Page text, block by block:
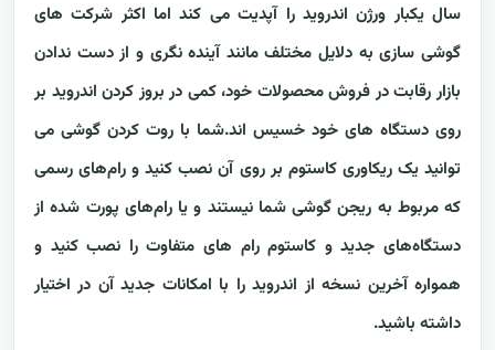
سال یکبار ورژن اندروید را آپدیت می کند اما اکثر شرکت های
گوشی سازی به دلایل مختلف مانند آینده نگری و از دست ندادن
بازار رقابت در فروش محصولات خود، کمی در بروز کردن اندروید بر
روی دستگاه های خود خسیس اند.شما با روت کردن گوشی می
توانید یک ریکاوری کاستوم بر روی آن نصب کنید و رام‌های رسمی
که مربوط به ریجن گوشی شما نیستند و یا رام‌های پورت شده از
دستگاه‌های جدید و کاستوم رام های متفاوت را نصب کنید و
همواره آخرین نسخه از اندروید را با امکانات جدید آن در اختیار
داشته باشید.